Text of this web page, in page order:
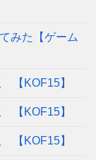
みた【ゲーム
【KOF15】
【KOF15】
【KOF15】